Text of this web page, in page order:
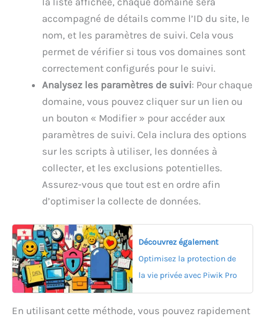
accompagné de détails comme l’ID du site, le
nom, et les paramètres de suivi. Cela vous
permet de vérifier si tous vos domaines sont
correctement configurés pour le suivi.
Analysez les paramètres de suivi: Pour chaque
domaine, vous pouvez cliquer sur un lien ou
un bouton « Modifier » pour accéder aux
paramètres de suivi. Cela inclura des options
sur les scripts à utiliser, les données à
collecter, et les exclusions potentielles.
Assurez-vous que tout est en ordre afin
d’optimiser la collecte de données.
Découvrez également
Optimisez la protection de
la vie privée avec Piwik Pro
En utilisant cette méthode, vous pouvez rapidement